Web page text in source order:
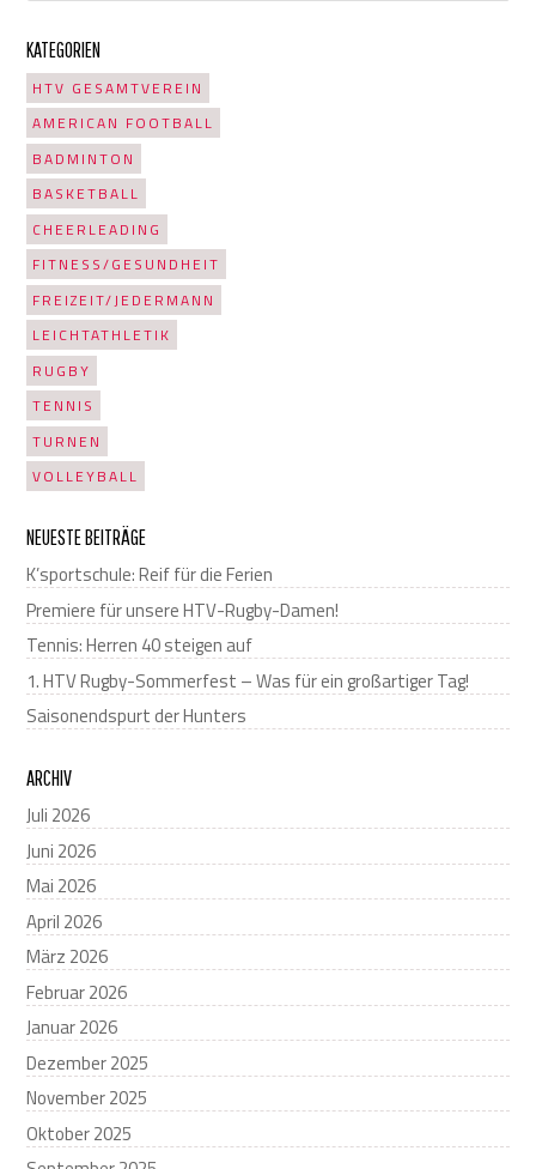
KATEGORIEN
HTV GESAMTVEREIN
AMERICAN FOOTBALL
BADMINTON
BASKETBALL
CHEERLEADING
FITNESS/GESUNDHEIT
FREIZEIT/JEDERMANN
LEICHTATHLETIK
RUGBY
TENNIS
TURNEN
VOLLEYBALL
NEUESTE BEITRÄGE
K’sportschule: Reif für die Ferien
Premiere für unsere HTV-Rugby-Damen!
Tennis: Herren 40 steigen auf
1. HTV Rugby-Sommerfest – Was für ein großartiger Tag!
Saisonendspurt der Hunters
ARCHIV
Juli 2026
Juni 2026
Mai 2026
April 2026
März 2026
Februar 2026
Januar 2026
Dezember 2025
November 2025
Oktober 2025